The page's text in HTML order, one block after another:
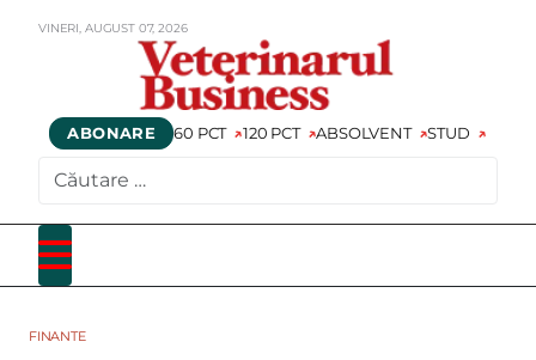
VINERI, AUGUST 07,2026
ABONARE 60 PCT 120 PCT ABSOLVENT STUD
FINANTE